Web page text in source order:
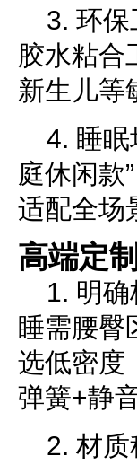
3. 环
胶水粘合
新生儿等
4. 睡眠
庭休闲款
适配全场
高端定
1. 明
睡需腰臀
选低密度
弹簧+静
2. 材